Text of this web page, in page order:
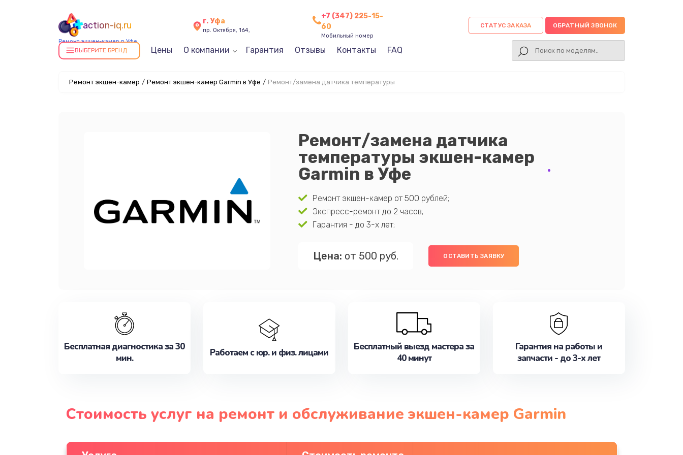
action-iq.ru
Ремонт экшен-камер в Уфе
г. Уфа
пр. Октября, 164,
+7 (347) 225-15-
60
Мобильный номер
СТАТУС ЗАКАЗА ОБРАТНЫЙ ЗВОНОК
ВЫБЕРИТЕ БРЕНД Цены О компании Гарантия Отзывы Контакты FAQ
Ремонт экшен-камер / Ремонт экшен-камер Garmin в Уфе / Ремонт/замена датчика температуры
Ремонт/замена датчика
температуры экшен-камер
Garmin в Уфе
Ремонт экшен-камер от 500 рублей;
Экспресс-ремонт до 2 часов;
Гарантия - до 3-х лет;
Цена: от 500 руб. ОСТАВИТЬ ЗАЯВКУ
Бесплатная диагностика за 30
мин.
Работаем с юр. и физ. лицами
Бесплатный выезд мастера за
40 минут
Гарантия на работы и
запчасти - до 3-х лет
Стоимость услуг на ремонт и обслуживание экшен-камер Garmin